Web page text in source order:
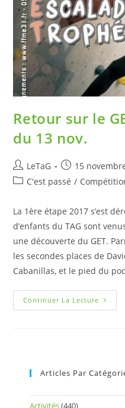
Retour sur le
du 13 nov.
LeTaG
15
C'est passé /
La 1ère étape 2017 s’est
d’enfants du TAG sont
une découverte du GET.
les secondes places de
Cabanillas, et le pied du
Continuer La Lecture
Articles Par
Activités(440)